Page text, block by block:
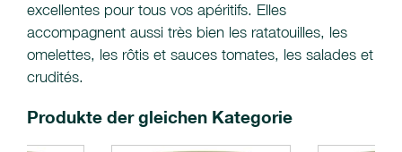
excellentes pour tous vos apéritifs. Elles
accompagnent aussi très bien les ratatouilles, les
omelettes, les rôtis et sauces tomates, les salades et
crudités.
Produkte der gleichen Kategorie